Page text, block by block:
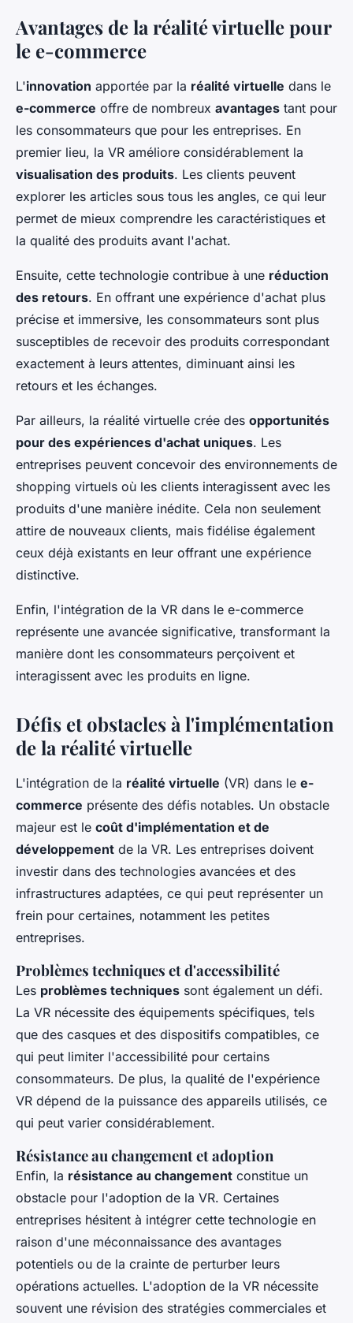
Avantages de la réalité virtuelle pour
le e-commerce
L'innovation apportée par la réalité virtuelle dans le
e-commerce offre de nombreux avantages tant pour
les consommateurs que pour les entreprises. En
premier lieu, la VR améliore considérablement la
visualisation des produits. Les clients peuvent
explorer les articles sous tous les angles, ce qui leur
permet de mieux comprendre les caractéristiques et
la qualité des produits avant l'achat.
Ensuite, cette technologie contribue à une réduction
des retours. En offrant une expérience d'achat plus
précise et immersive, les consommateurs sont plus
susceptibles de recevoir des produits correspondant
exactement à leurs attentes, diminuant ainsi les
retours et les échanges.
Par ailleurs, la réalité virtuelle crée des opportunités
pour des expériences d'achat uniques. Les
entreprises peuvent concevoir des environnements de
shopping virtuels où les clients interagissent avec les
produits d'une manière inédite. Cela non seulement
attire de nouveaux clients, mais fidélise également
ceux déjà existants en leur offrant une expérience
distinctive.
Enfin, l'intégration de la VR dans le e-commerce
représente une avancée significative, transformant la
manière dont les consommateurs perçoivent et
interagissent avec les produits en ligne.
Défis et obstacles à l'implémentation
de la réalité virtuelle
L'intégration de la réalité virtuelle (VR) dans le e-
commerce présente des défis notables. Un obstacle
majeur est le coût d'implémentation et de
développement de la VR. Les entreprises doivent
investir dans des technologies avancées et des
infrastructures adaptées, ce qui peut représenter un
frein pour certaines, notamment les petites
entreprises.
Problèmes techniques et d'accessibilité
Les problèmes techniques sont également un défi.
La VR nécessite des équipements spécifiques, tels
que des casques et des dispositifs compatibles, ce
qui peut limiter l'accessibilité pour certains
consommateurs. De plus, la qualité de l'expérience
VR dépend de la puissance des appareils utilisés, ce
qui peut varier considérablement.
Résistance au changement et adoption
Enfin, la résistance au changement constitue un
obstacle pour l'adoption de la VR. Certaines
entreprises hésitent à intégrer cette technologie en
raison d'une méconnaissance des avantages
potentiels ou de la crainte de perturber leurs
opérations actuelles. L'adoption de la VR nécessite
souvent une révision des stratégies commerciales et